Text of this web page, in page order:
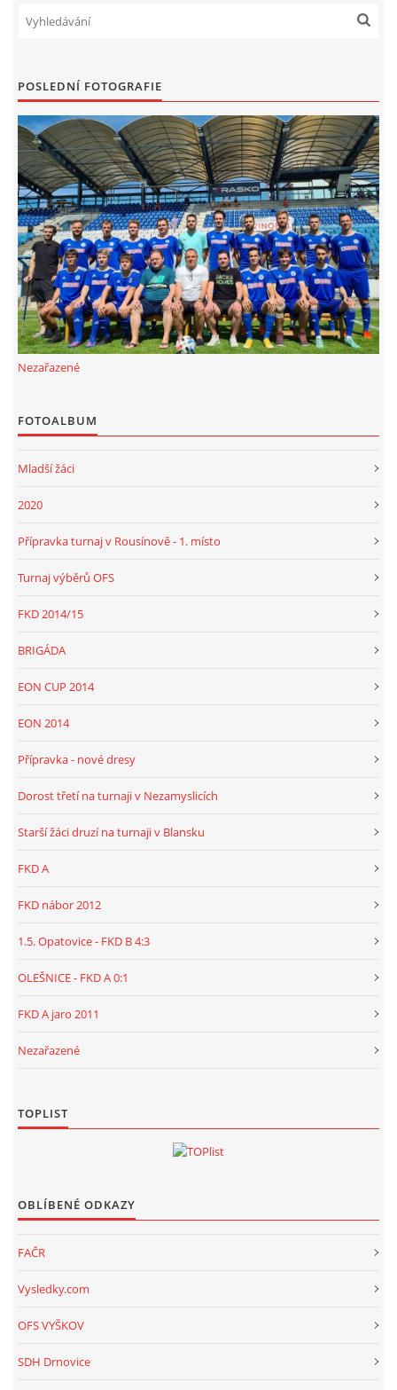
ARCHÍV
DOTACE
FKD, z.s.
Drnovice 704
68304 Drnovice
ičo 27005305
č.ú. 3227086359 / 0800
© 2026 eStránky.cz |RSS
POSLEDNÍ FOTOGRAFIE
Nezařazené
FOTOALBUM
Mladší žáci
2020
Přípravka turnaj v Rousínově - 1. místo
Turnaj výběrů OFS
FKD 2014/15
BRIGÁDA
EON CUP 2014
EON 2014
Přípravka - nové dresy
Dorost třetí na turnaji v Nezamyslicích
Starší žáci druzí na turnaji v Blansku
FKD A
FKD nábor 2012
1.5. Opatovice - FKD B 4:3
OLEŠNICE - FKD A 0:1
FKD A jaro 2011
Nezařazené
TOPLIST
OBLÍBENÉ ODKAZY
FAČR
Vysledky.com
OFS VYŠKOV
SDH Drnovice